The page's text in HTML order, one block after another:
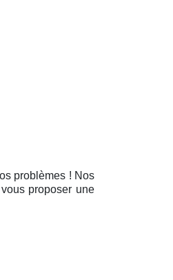
problèmes ! Nos
proposer une